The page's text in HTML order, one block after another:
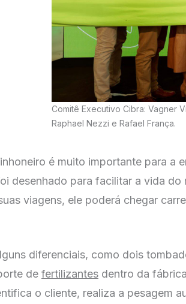
Comitê Executivo Cibra: Vagner
Raphael Nezzi e Rafael França.
é muito importante para a
desenhado para facilitar a vida
viagens, ele poderá chegar
diferenciais, como dois
de fertilizantes dentro da
o cliente, realiza a pesagem